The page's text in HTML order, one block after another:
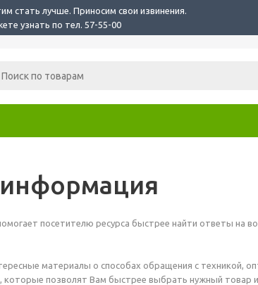
стать лучше. Приносим свои извинения.
узнать по тел. 57-55-00
посетителю ресурса быстрее найти ответы на
материалы о способах обращения с техникой,
которые позволят Вам быстрее выбрать нужный товар и